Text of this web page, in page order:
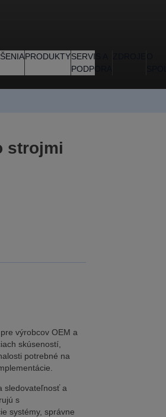
PRODUKTYSERVIS A
PODPORA
strojmi
výrobcov OEM a
skúseností,
potrebné na
sledovateľnosť a
s
systémy, správne